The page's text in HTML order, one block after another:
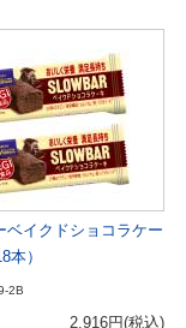
ベイクドショコラケー
本）
2B
2,916円(税込)